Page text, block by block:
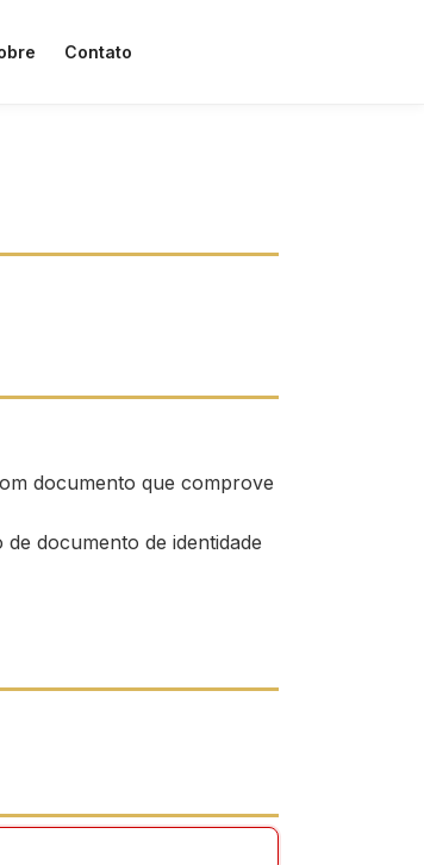
Contato
documento que comprove
documento de identidade